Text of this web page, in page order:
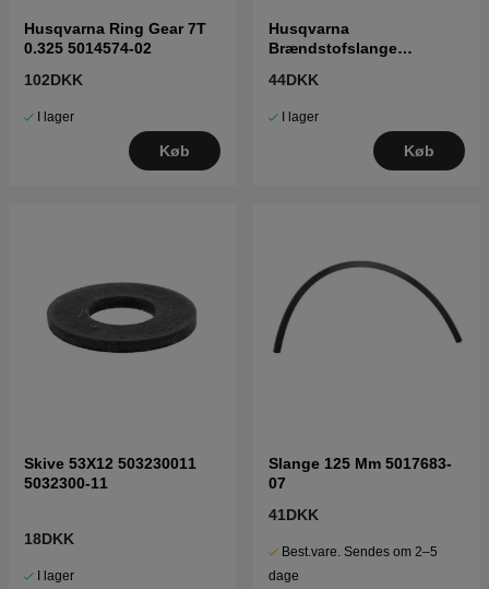
Husqvarna Ring Gear 7T
0.325 5014574-02
102DKK
I lager
Køb
Husqvarna
Brændstofslange
44DKK
I lager
Køb
Skive 53X12 503230011
5032300-11
18DKK
I lager
Slange 125 Mm 5017683-
07
41DKK
Best.vare. Sendes om 2–5
dage